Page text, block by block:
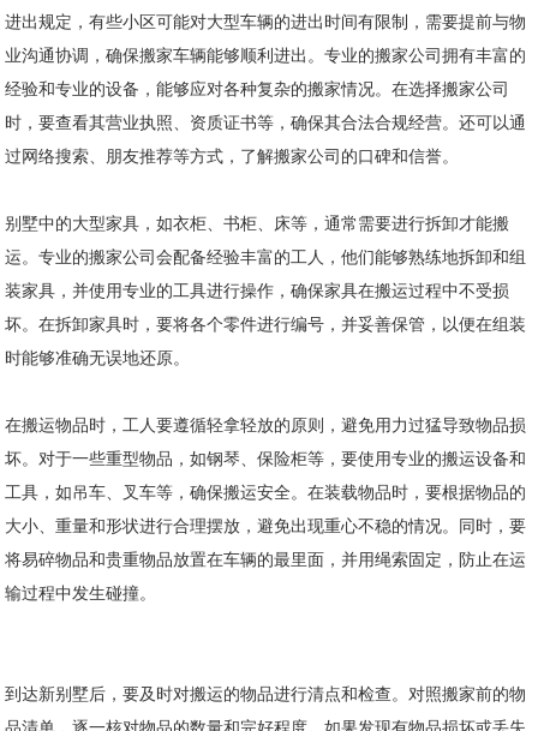
进出规定，有些小区可能对大型车辆的进出时间有限制，需要提前与物
业沟通协调，确保搬家车辆能够顺利进出。专业的搬家公司拥有丰富的
经验和专业的设备，能够应对各种复杂的搬家情况。在选择搬家公司
时，要查看其营业执照、资质证书等，确保其合法合规经营。还可以通
过网络搜索、朋友推荐等方式，了解搬家公司的口碑和信誉。
别墅中的大型家具，如衣柜、书柜、床等，通常需要进行拆卸才能搬
运。专业的搬家公司会配备经验丰富的工人，他们能够熟练地拆卸和组
装家具，并使用专业的工具进行操作，确保家具在搬运过程中不受损
坏。在拆卸家具时，要将各个零件进行编号，并妥善保管，以便在组装
时能够准确无误地还原。
在搬运物品时，工人要遵循轻拿轻放的原则，避免用力过猛导致物品损
坏。对于一些重型物品，如钢琴、保险柜等，要使用专业的搬运设备和
工具，如吊车、叉车等，确保搬运安全。在装载物品时，要根据物品的
大小、重量和形状进行合理摆放，避免出现重心不稳的情况。同时，要
将易碎物品和贵重物品放置在车辆的最里面，并用绳索固定，防止在运
输过程中发生碰撞。
到达新别墅后，要及时对搬运的物品进行清点和检查。对照搬家前的物